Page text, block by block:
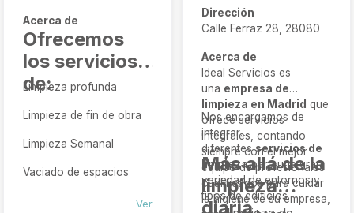
Acerca de
Ofrecemos
los servicios
de:
Limpieza profunda
Limpieza de fin de obra
Limpieza Semanal
Vaciado de espacios
Ver
Dirección
Calle Ferraz 28, 28080
Acerca de
Ideal Servicios es
una empresa de
limpieza en Madrid que
ofrece servicios
integrales, contando
siempre con el mejor
equipo de profesionales
cualificados para cuidar
la higiene de su empresa,
Nos encargamos de
integrar
diferentesservicios de
limpiezapara una gran
variedad de entornos y
tipos de edificios.
Más allá de la
limpieza
diaria